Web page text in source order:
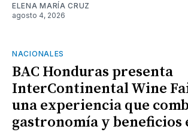
ELENA MARÍA CRUZ
agosto 4, 2026
NACIONALES
BAC Honduras presenta
InterContinental Wine
una experiencia que
gastronomía y beneficios